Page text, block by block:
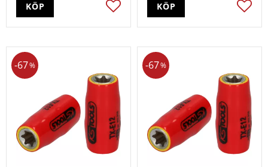
Lägg till i favoriter
KÖP KÖP
67% 67%